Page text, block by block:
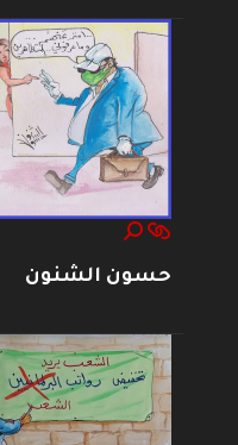
حسون الشنون